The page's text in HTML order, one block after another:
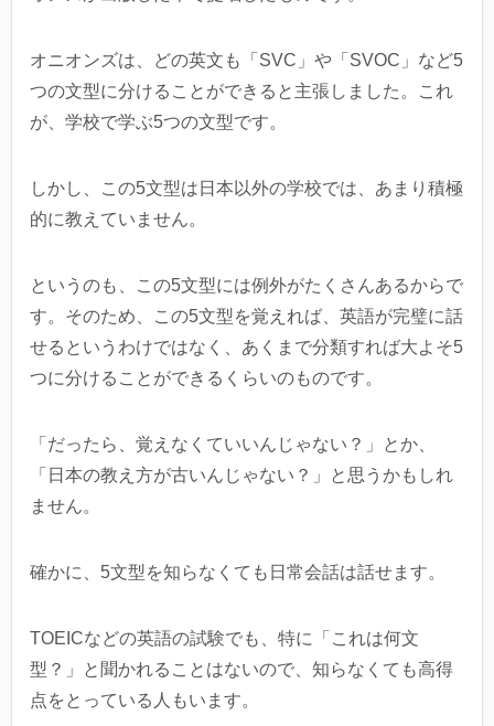
オニオンズは、どの英文も「SVC」や「SVOC」など5
つの文型に分けることができると主張しました。これ
が、学校で学ぶ5つの文型です。
しかし、この5文型は日本以外の学校では、あまり積極
的に教えていません。
というのも、この5文型には例外がたくさんあるからで
す。そのため、この5文型を覚えれば、英語が完璧に話
せるというわけではなく、あくまで分類すれば大よそ5
つに分けることができるくらいのものです。
「だったら、覚えなくていいんじゃない？」とか、
「日本の教え方が古いんじゃない？」と思うかもしれ
ません。
確かに、5文型を知らなくても日常会話は話せます。
TOEICなどの英語の試験でも、特に「これは何文
型？」と聞かれることはないので、知らなくても高得
点をとっている人もいます。